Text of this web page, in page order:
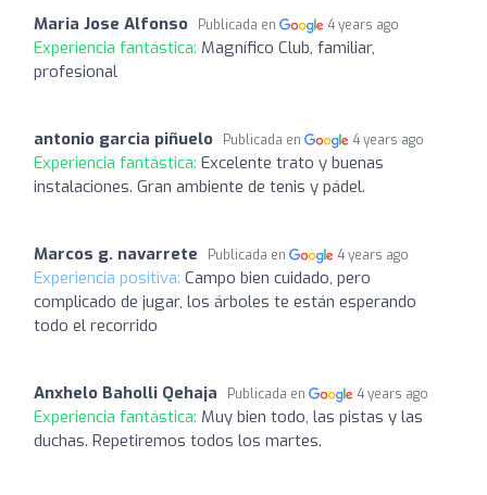
Maria Jose Alfonso Publicada en 4 years ago
Experiencia fantástica: Magnífico Club, familiar,
profesional
antonio garcia piñuelo Publicada en 4 years ago
Experiencia fantástica: Excelente trato y buenas
instalaciones. Gran ambiente de tenis y pádel.
Marcos g. navarrete Publicada en 4 years ago
Experiencia positiva: Campo bien cuidado, pero
complicado de jugar, los árboles te están esperando
todo el recorrido
Anxhelo Baholli Qehaja Publicada en 4 years ago
Experiencia fantástica: Muy bien todo, las pistas y las
duchas. Repetiremos todos los martes.